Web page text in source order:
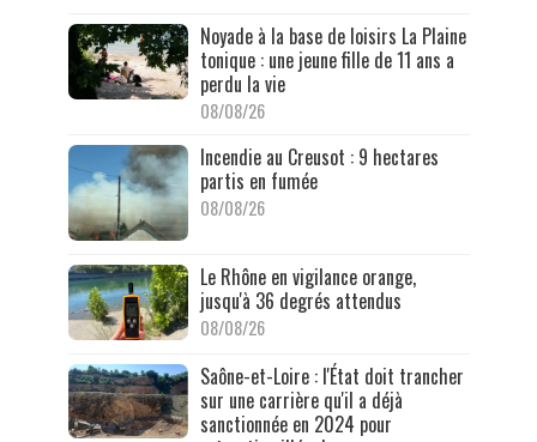
Noyade à la base de loisirs La Plaine
tonique : une jeune fille de 11 ans a
perdu la vie
08/08/26
Incendie au Creusot : 9 hectares
partis en fumée
08/08/26
Le Rhône en vigilance orange,
jusqu'à 36 degrés attendus
08/08/26
Saône-et-Loire : l'État doit trancher
sur une carrière qu'il a déjà
sanctionnée en 2024 pour